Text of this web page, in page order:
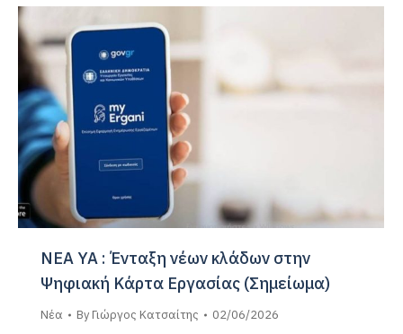
ΝΕΑ ΥΑ : Ένταξη νέων κλάδων στην
Ψηφιακή Κάρτα Εργασίας (Σημείωμα)
Νέα By Γιώργος Κατσαίτης 02/06/2026